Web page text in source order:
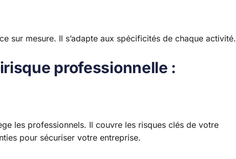
sur mesure. Il s’adapte aux spécificités de chaque activité.
professionnelle :
les professionnels. Il couvre les risques clés de votre
pour sécuriser votre entreprise.